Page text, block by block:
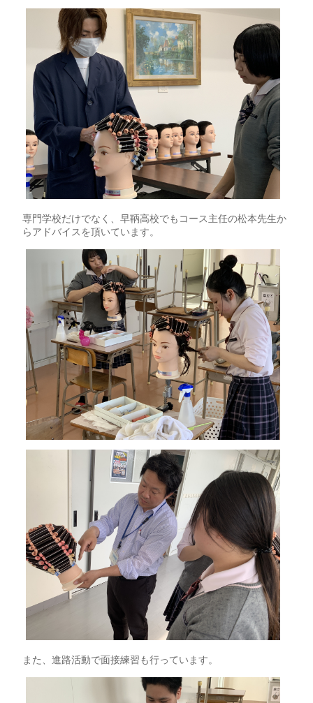
専門学校だけでなく、早鞆高校でもコース主任の松本先生か
らアドバイスを頂いています。
また、進路活動で面接練習も行っています。